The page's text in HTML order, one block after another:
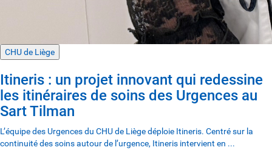
CHU de Liège
Itineris : un projet innovant qui redessine
les itinéraires de soins des Urgences au
Sart Tilman
L’équipe des Urgences du CHU de Liège déploie Itineris. Centré sur la
continuité des soins autour de l’urgence, Itineris intervient en ...